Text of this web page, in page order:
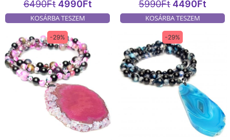
6490Ft 4990Ft
KOSÁRBA TESZEM
5990Ft 4490Ft
KOSÁRBA TESZEM
-29% -29%